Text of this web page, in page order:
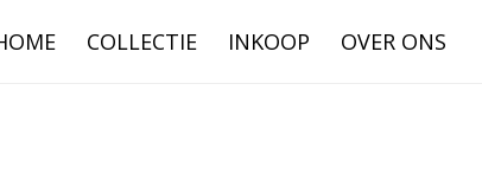
COLLECTIE INKOOP OVER ONS